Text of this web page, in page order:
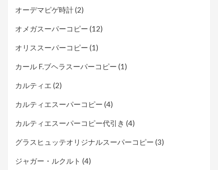
オーデマピゲ時計(2)
オメガスーパーコピー (12)
オリススーパーコピー (1)
カール F.ブヘラスーパーコピー (1)
カルティエ (2)
カルティエスーパーコピー (4)
カルティエスーパーコピー代引き (4)
グラスヒュッテオリジナルスーパーコピー (3)
ジャガー・ルクルト (4)